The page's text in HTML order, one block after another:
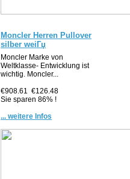
Moncler Herren Pullover
silber weiГџ
Moncler Marke von
Weltklasse- Entwicklung ist
wichtig. Moncler...
€908.61
€126.48
Sie sparen 86% !
... weitere Infos